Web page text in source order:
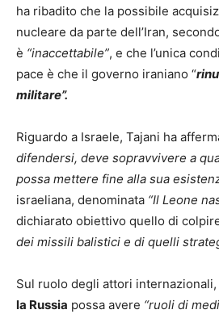
ha ribadito che la possibile
nucleare da parte dell’Iran,
è “inaccettabile”, e che l’unica
pace è che il governo iraniano “
militare”.
Riguardo a Israele, Tajani ha
difendersi, deve sopravvivere a
possa mettere fine alla sua
israeliana, denominata “Il Leone
dichiarato obiettivo quello di
dei missili balistici e di quelli
Sul ruolo degli attori internazionali,
la Russia possa avere “ruoli di